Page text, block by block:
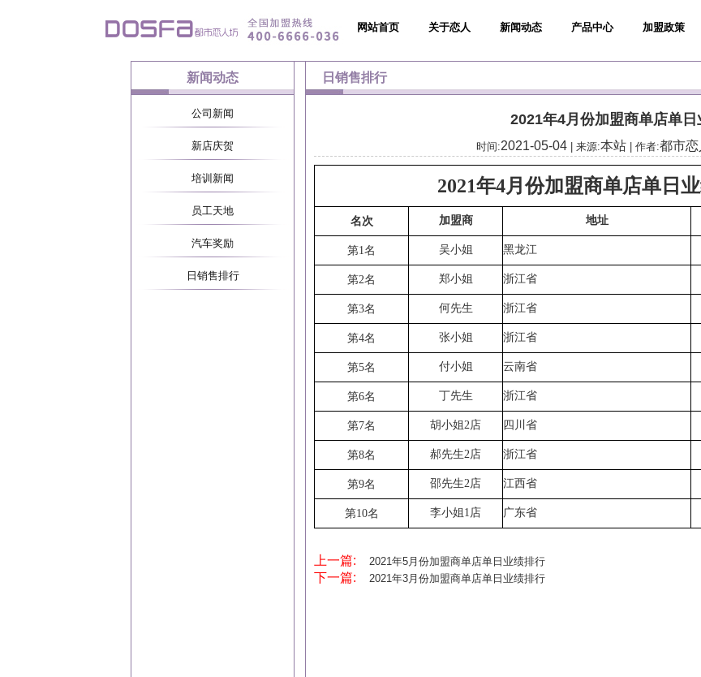
网站首页 关于恋人 新闻动态 产品中心 加盟政策
新闻动态
公司新闻
新店庆贺
培训新闻
员工天地
汽车奖励
日销售排行
日销售排行
2021年4月份加盟商单店单日
时间:2021-05-04 | 来源:本站 | 作者:都市恋
2021年4月份加盟商单店单日
名次 加盟商 地址
第1名 吴小姐 黑龙江
第2名 郑小姐 浙江省
第3名 何先生 浙江省
第4名 张小姐 浙江省
第5名 付小姐 云南省
第6名 丁先生 浙江省
第7名 胡小姐2店 四川省
第8名 郝先生2店 浙江省
第9名 邵先生2店 江西省
第10名 李小姐1店 广东省
上一篇: 2021年5月份加盟商单店单日业绩排行
下一篇: 2021年3月份加盟商单店单日业绩排行